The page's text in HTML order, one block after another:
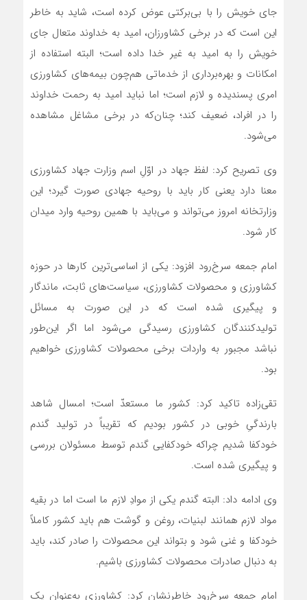
جای خویش را با بی‌برکتی عوض کرده است، شاید به خاطر
این است که در برخی کشاورزان، امید به خداوند متعال جای
خویش را به امید به غیر خدا داده است؛ البته استفاده از
امکانات و بهره‌برداری از خدماتی هم‌چون بیمه‌های کشاورزی
امری پسندیده و لازم است؛ اما نباید امید به رحمت خداوند
را در افراد، ضعیف کند؛ چنان‌که در برخی مشاغل مشاهده
می‌شود.
وی تصریح کرد: لفظ جهاد در اوّلِ اسم وزارت جهاد کشاورزی
معنا دارد یعنی کار باید با روحیه جهادی صورت گیرد؛ این
وزارتخانه امروز می‌تواند و می‌باید با همین روحیه وارد میدان
کار شود.
امام جمعه سرخ‌رود افزود: یکی از اساسی‌ترین کارها در حوزه
کشاورزی و محصولات کشاورزی، سیاست‌های ثابت، ماندگار
و پیگیری شده است که در این صورت به مسائل
تولیدکنندگان کشاورزی رسیدگی می‌شود اما اگر این‌طور
نباشد مجبور به واردات برخی محصولات کشاورزی خواهیم
بود.
تقی‌زاده تاکید کرد: کشور ما مستعدّ است؛ امسال شاهد
بارندگىِ خوبی در کشور بودیم که تقریباً در تولید گندم
خودکفا شدیم چراکه خودکفایی گندم توسط مسئولان بررسی
و پیگیری شده است.
وی ادامه داد: البته گندم یکی از موادِ لازم ما است اما در بقیه
مواد لازم همانند لبنیات، روغن و گوشت هم باید کشور کاملاً
خودکفا و غنی شود و بتواند این محصولات را صادر کند، باید
به دنبال صادرات محصولات کشاورزی باشیم.
امام جمعه سرخ‌رود خاطرنشان کرد: کشاورزی به‌عنوان یک